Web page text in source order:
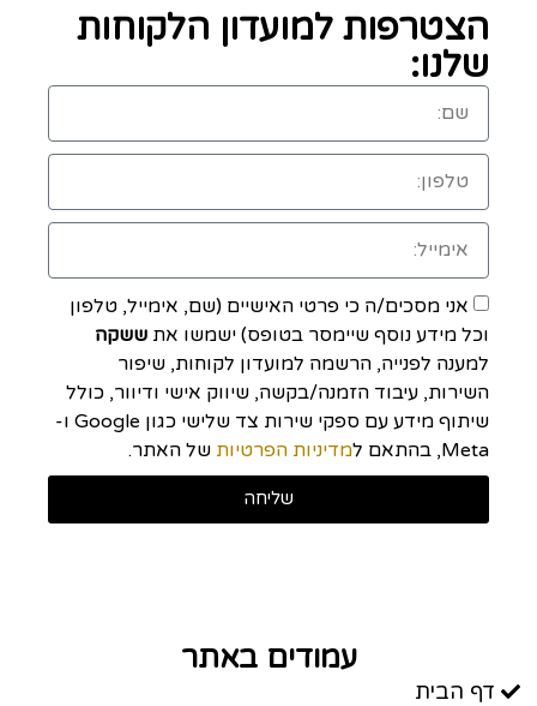
הצטרפות למועדון הלקוחות
שלנו:
אני מסכים/ה כי פרטי האישיים (שם, אימייל, טלפון
וכל מידע נוסף שיימסר בטופס) ישמשו את ששקה
למענה לפנייה, הרשמה למועדון לקוחות, שיפור
השירות, עיבוד הזמנה/בקשה, שיווק אישי ודיוור, כולל
שיתוף מידע עם ספקי שירות צד שלישי כגון Google ו-
Meta, בהתאם ל
מדיניות הפרטיות של האתר.
שליחה
עמודים באתר
דף הבית